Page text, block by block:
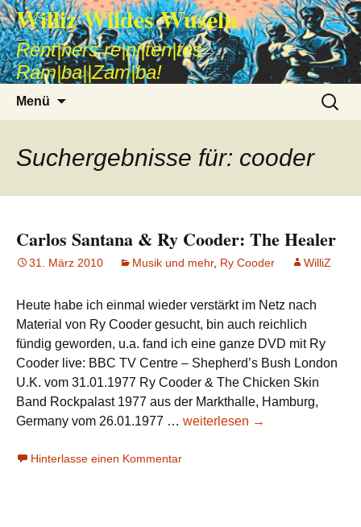
Williz Wildes Wuseln
Rent|ners re|ni|ten|tes
Ram|ba||Zam|ba!
Menü
Suche
nach:
Suchergebnisse für: cooder
Carlos Santana & Ry Cooder: The Healer
31. März 2010 Musik und mehr, Ry Cooder WilliZ
Heute habe ich einmal wieder verstärkt im Netz nach
Material von Ry Cooder gesucht, bin auch reichlich
fündig geworden, u.a. fand ich eine ganze DVD mit Ry
Cooder live: BBC TV Centre – Shepherd’s Bush London
U.K. vom 31.01.1977 Ry Cooder & The Chicken Skin
Band Rockpalast 1977 aus der Markthalle, Hamburg,
Germany vom 26.01.1977 … Carlos
weiterlesen →
Hinterlasse einen Kommentar